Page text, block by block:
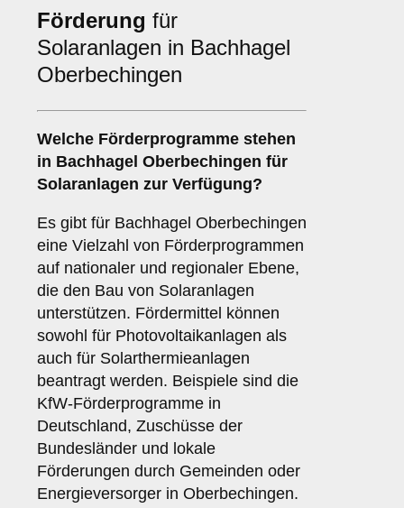
Förderung für
Solaranlagen in Bachhagel
Oberbechingen
Welche Förderprogramme stehen
in Bachhagel Oberbechingen für
Solaranlagen zur Verfügung?
Es gibt für Bachhagel Oberbechingen
eine Vielzahl von Förderprogrammen
auf nationaler und regionaler Ebene,
die den Bau von Solaranlagen
unterstützen. Fördermittel können
sowohl für Photovoltaikanlagen als
auch für Solarthermieanlagen
beantragt werden. Beispiele sind die
KfW-Förderprogramme in
Deutschland, Zuschüsse der
Bundesländer und lokale
Förderungen durch Gemeinden oder
Energieversorger in Oberbechingen.